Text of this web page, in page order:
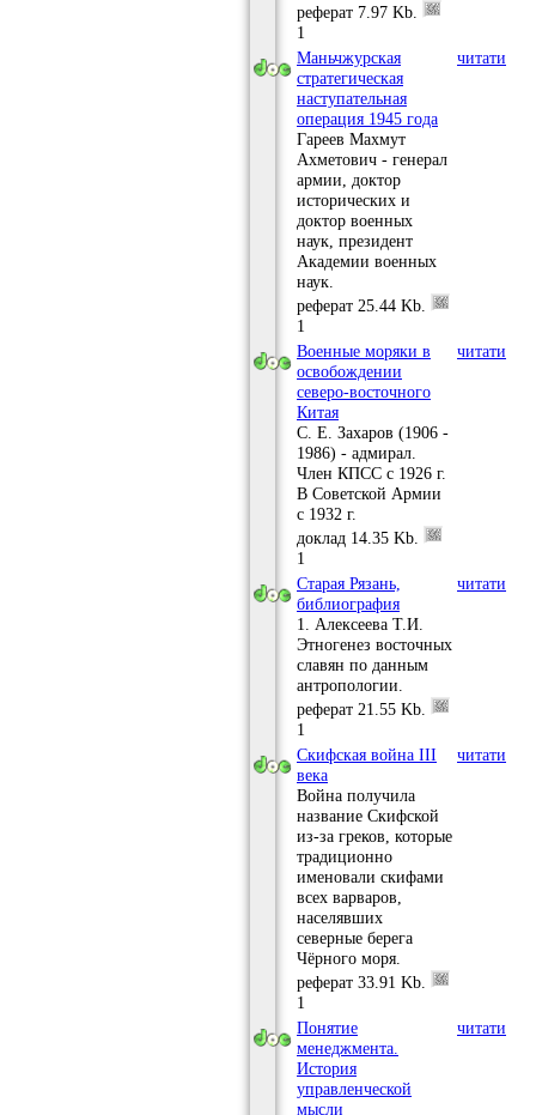
реферат 7.97 Kb.
1
Маньчжурская
стратегическая
наступательная
операция 1945 года
Гареев Махмут
Ахметович - генерал
армии, доктор
исторических и
доктор военных
наук, президент
Академии военных
наук.
реферат 25.44 Kb.
1
читати
Военные моряки в
освобождении
северо-восточного
Китая
С. Е. Захаров (1906 -
1986) - адмирал.
Член КПСС с 1926 г.
В Советской Армии
с 1932 г.
доклад 14.35 Kb.
1
читати
Старая Рязань,
библиография
1. Алексеева Т.И.
Этногенез восточных
славян по данным
антропологии.
реферат 21.55 Kb.
1
читати
Скифская война III
века
Война получила
название Скифской
из-за греков, которые
традиционно
именовали скифами
всех варваров,
населявших
северные берега
Чёрного моря.
реферат 33.91 Kb.
1
читати
Понятие
менеджмента.
История
управленческой
мысли
читати